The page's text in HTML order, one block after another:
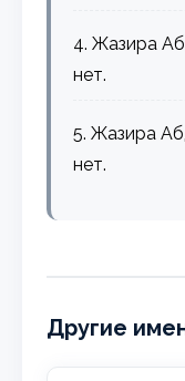
4. Жазира
нет.
5. Жазира
нет.
Другие